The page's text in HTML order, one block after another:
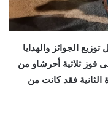
الجوائز والهدايا
فوز ثلاثية أحرشاو من
الثانية فقد كانت من